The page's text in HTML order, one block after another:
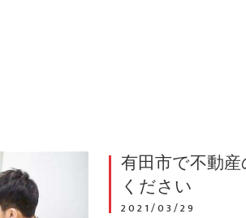
有田市で不動
ください
2021/03/29